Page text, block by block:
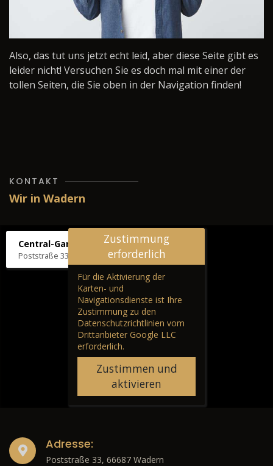
Also, das tut uns jetzt echt leid, aber diese Seite gibt es
leider nicht! Versuchen Sie es doch mal mit einer der
tollen Seiten, die Sie oben in der Navigation finden!
KONTAKT
Wir in Wadern
Central-Garage H. Wilhelm
Poststraße 33, 66687 Wadern
Zustimmung
erforderlich
Für die Aktivierung der
Karten- und
Navigationsdienste ist Ihre
Zustimmung zu den
Datenschutzrichtlinien vom
Drittanbieter Google LLC
erforderlich.
Zustimmen und
aktivieren
Adresse:
Poststraße 33, 66687 Wadern